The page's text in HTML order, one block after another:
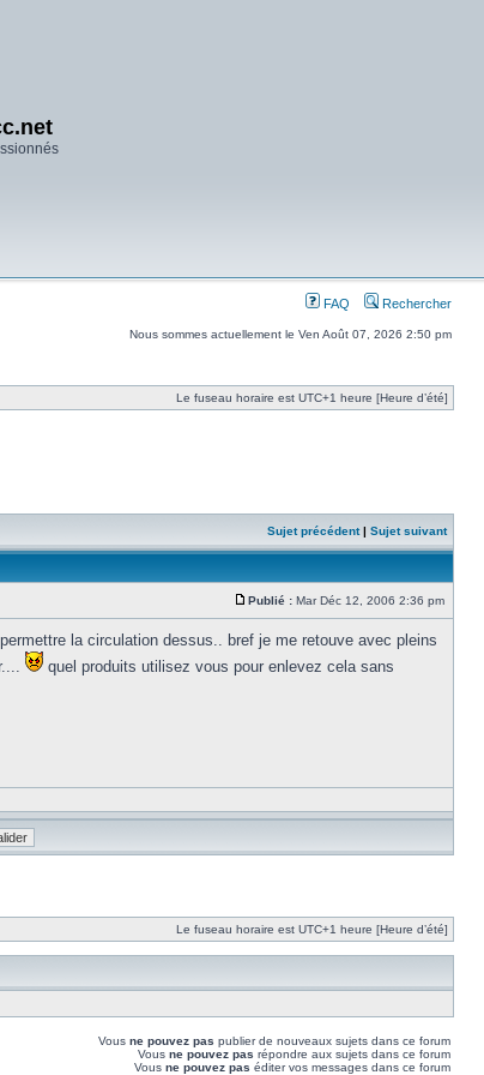
FAQ Rechercher
Nous sommes actuellement le Ven Août 07, 2026 2:50 pm
Le fuseau horaire est UTC+1 heure [Heure d’été]
Sujet précédent| Sujet suivant
Publié : Mar Déc 12, 2006 2:36 pm
la circulation dessus.. bref je me retouve avec pleins
quel produits utilisez vous pour enlevez cela sans
Le fuseau horaire est UTC+1 heure [Heure d’été]
Vous ne pouvez pas publier de nouveaux sujets dans ce forum
Vous ne pouvez pas répondre aux sujets dans ce forum
Vous ne pouvez pas éditer vos messages dans ce forum